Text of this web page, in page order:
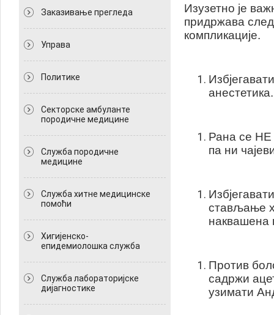
Заказивање прегледа
Управа
Политикe
Секторске амбуланте
породичне медицине
Служба породичне
медицине
Служба хитне медицинске
помоћи
Хигијенско-
епидемиолошка служба
Служба лабораторијске
дијагностике
Изузетно је
придржава
компликације.
анестетика.
Рана се НЕ
па ни
стављање
наквашена
Против
садржи
узимати